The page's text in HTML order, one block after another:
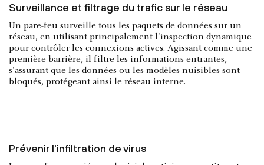
Surveillance et filtrage du trafic sur le réseau
Un pare-feu surveille tous les paquets de données sur un
réseau, en utilisant principalement l'inspection dynamique
pour contrôler les connexions actives. Agissant comme une
première barrière, il filtre les informations entrantes,
s'assurant que les données ou les modèles nuisibles sont
bloqués, protégeant ainsi le réseau interne.
Prévenir l'infiltration de virus